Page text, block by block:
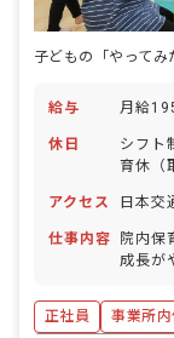
給与 月給
休日
シフト
育休（
日以上
アクセス 日本交
仕事内容
院内保
成長が
食事・
・集団
正社員 事業所